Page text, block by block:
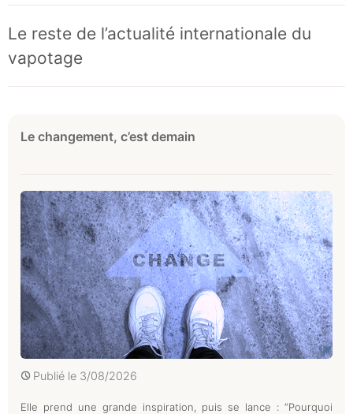
Le reste de l’actualité internationale du
vapotage
Le changement, c’est demain
Publié le 3/08/2026
Elle prend une grande inspiration, puis se lance : “Pourquoi